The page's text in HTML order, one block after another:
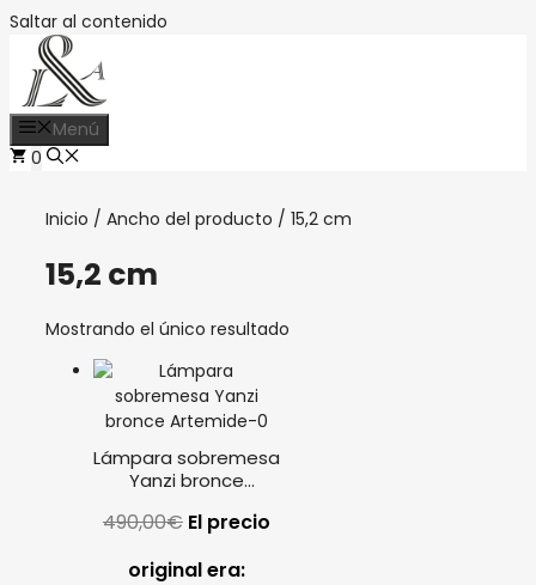
Saltar al contenido
Menú
0
Inicio / Ancho del producto / 15,2 cm
15,2 cm
Mostrando el único resultado
Lámpara sobremesa
Yanzi bronce
490,00€ El precio
original era: